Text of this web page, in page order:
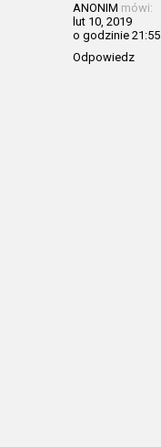
ANONIM mówi:
lut 10, 2019
o godzinie 21:55
Odpowiedz